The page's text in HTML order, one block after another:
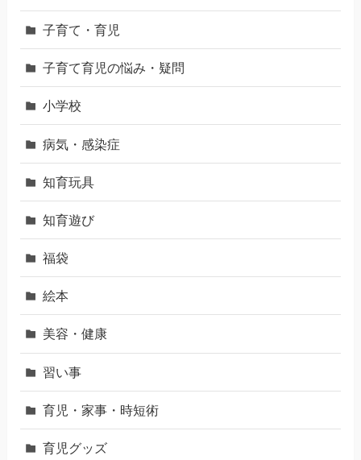
子育て・育児
子育て育児の悩み・疑問
小学校
病気・感染症
知育玩具
知育遊び
福袋
絵本
美容・健康
習い事
育児・家事・時短術
育児グッズ